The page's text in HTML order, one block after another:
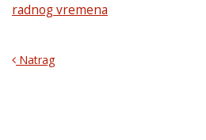
radnog vremena
Natrag